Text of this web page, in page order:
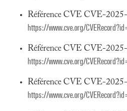
Référence CVE CVE-
https://www.cve.org/
Référence CVE CVE-
https://www.cve.org/
Référence CVE CVE-
https://www.cve.org/